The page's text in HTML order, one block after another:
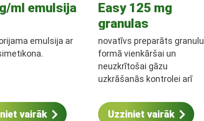
ml emulsija
emulsija ar
vairāk
Easy 125 mg
granulas
novatīvs preparāts granulu
formā vienkāršai un
neuzkrītošai gāzu
uzkrāšanās kontrolei arī
ūdeni.
Uzziniet vairāk